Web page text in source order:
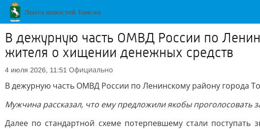
В дежурную часть ОМВД России по
жителя о хищении денежных средств
4 июля 2026, 11:51 Официально
В дежурную часть ОМВД России по Ленинскому району города
Мужчина рассказал, что ему предложили якобы
Далее по стандартной схеме потерпевшему стали поступать